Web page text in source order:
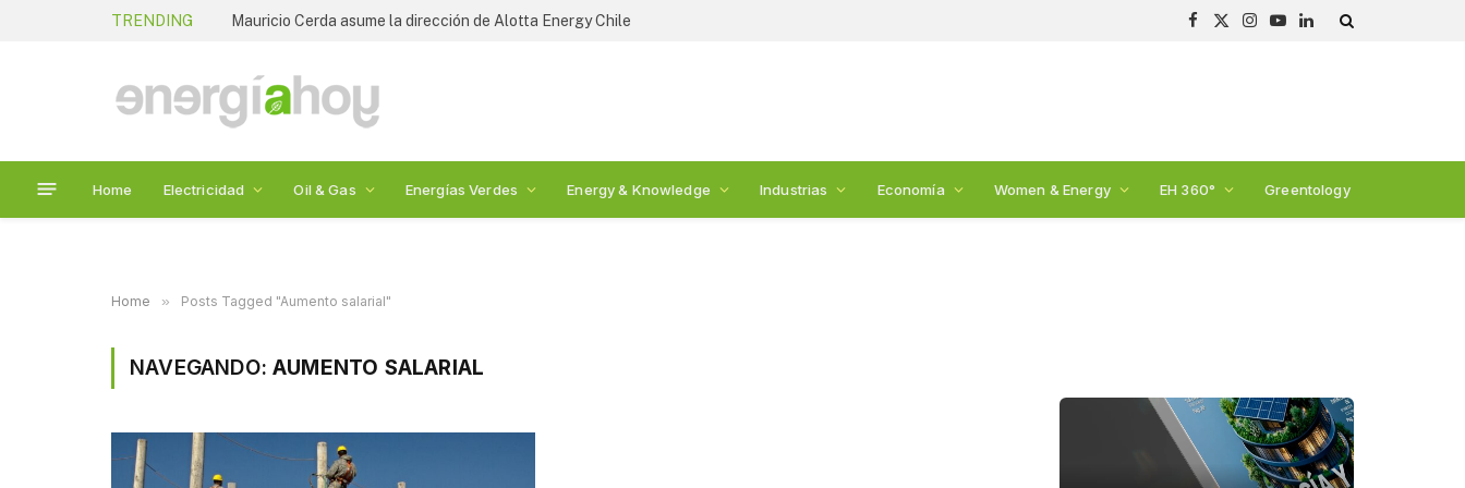
TRENDING Mauricio Cerda asume la dirección de Alotta Energy Chile
Facebook
X
Instagram
YouTubeLinkedIn
Home Electricidad Oil & Gas Energías Verdes Energy & Knowledge Industrias Economía Women & Energy EH 360° Greentology
Home » Posts Tagged "Aumento salarial"
NAVEGANDO:AUMENTO SALARIAL